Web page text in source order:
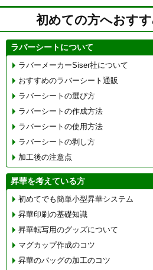
初めての方へおす
ラバーシートについて
ラバーメーカーSiser社について
おすすめのラバーシート通販
ラバーシートの選び方
ラバーシートの作成方法
ラバーシートの使用方法
ラバーシートの剥し方
加工後の注意点
昇華を考えている方
初めてでも簡単小型昇華システム
昇華印刷の基礎知識
昇華転写用のグッズについて
マグカップ作成のコツ
昇華のバッグの加工のコツ